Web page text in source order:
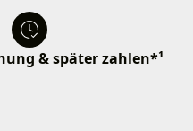
& später zahlen*¹